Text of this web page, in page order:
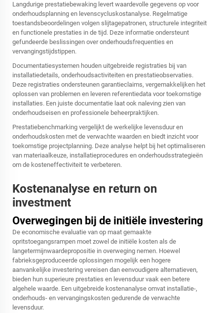
Langdurige prestatiebewaking levert waardevolle gegevens op voor
onderhoudsplanning en levenscycluskostanalyse. Regelmatige
toestandsbeoordelingen volgen slijtagepatronen, structurele integriteit
en functionele prestaties in de tijd. Deze informatie ondersteunt
gefundeerde beslissingen over onderhoudsfrequenties en
vervangingstijdstippen.
Documentatiesystemen houden uitgebreide registraties bij van
installatiedetails, onderhoudsactiviteiten en prestatieobservaties.
Deze registraties ondersteunen garantieclaims, vergemakkelijken het
oplossen van problemen en leveren referentiedata voor toekomstige
installaties. Een juiste documentatie laat ook naleving zien van
onderhoudseisen en professionele beheerpraktijken.
Prestatiebenchmarking vergelijkt de werkelijke levensduur en
onderhoudskosten met de verwachte waarden en biedt inzicht voor
toekomstige projectplanning. Deze analyse helpt bij het optimaliseren
van materiaalkeuze, installatieprocedures en onderhoudsstrategieën
om de kosteneffectiviteit te verbeteren.
Kostenanalyse en return on
investment
Overwegingen bij de initiële investering
De economische evaluatie van op maat gemaakte
opritstoegangsrampen moet zowel de initiële kosten als de
langetermijnwaardepropositie in overweging nemen. Hoewel
fabrieksgeproduceerde oplossingen mogelijk een hogere
aanvankelijke investering vereisen dan eenvoudigere alternatieven,
bieden hun superieure prestaties en levensduur vaak een betere
algehele waarde. Een uitgebreide kostenanalyse omvat installatie-,
onderhouds- en vervangingskosten gedurende de verwachte
levensduur.